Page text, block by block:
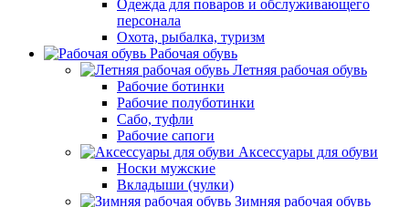
Одежда для поваров и обслуживающего
персонала
Охота, рыбалка, туризм
Рабочая обувь
Летняя рабочая обувь
Рабочие ботинки
Рабочие полуботинки
Сабо, туфли
Рабочие сапоги
Аксессуары для обуви
Носки мужские
Вкладыши (чулки)
Зимняя рабочая обувь